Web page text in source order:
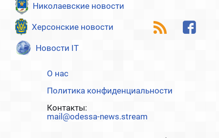
Николаевские новости
Херсонские новости
Новости IT
О нас
Политика конфиденциальности
Контакты:
mail@odessa-news.stream